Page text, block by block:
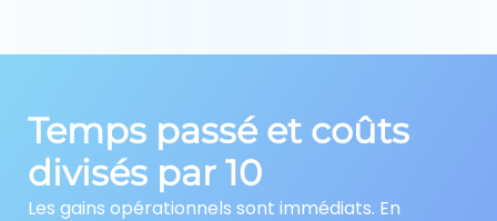
Temps passé et coûts
divisés par 10
Les gains opérationnels sont immédiats. En